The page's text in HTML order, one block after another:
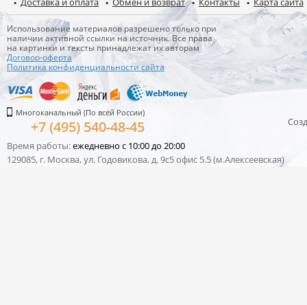
Использование материалов разрешено только при
наличии активной ссылки на источник. Все права
на картинки и тексты принадлежат их авторам
Договор-оферта
Политика конфиденциальности сайта
Многоканальный (По всей России)
+7 (495) 540-48-45
Время работы:ежедневно с 10:00 до 20:00
129085, г. Москва, ул. Годовикова, д. 9с5 офис 5.5 (м.Алексеевская)